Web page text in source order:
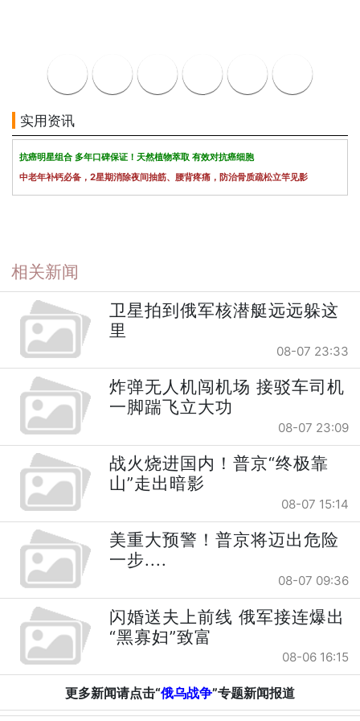
实用资讯
抗癌明星组合 多年口碑保证！天然植物萃取 有效对抗癌细胞
中老年补钙必备，2星期消除夜间抽筋、腰背疼痛，防治骨质疏松立竿见影
相关新闻
卫星拍到俄军核潜艇远远躲这
里
08-07 23:33
炸弹无人机闯机场 接驳车司机
一脚踹飞立大功
08-07 23:09
战火烧进国内！普京“终极靠
山”走出暗影
08-07 15:14
美重大预警！普京将迈出危险
一步....
08-07 09:36
闪婚送夫上前线 俄军接连爆出
“黑寡妇”致富
08-06 16:15
更多新闻请点击“俄乌战争”专题新闻报道